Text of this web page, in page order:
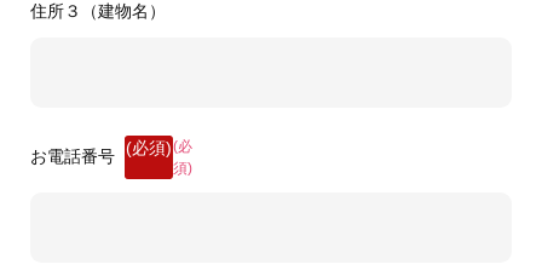
住所３（建物名）
お電話番号
(必
須)